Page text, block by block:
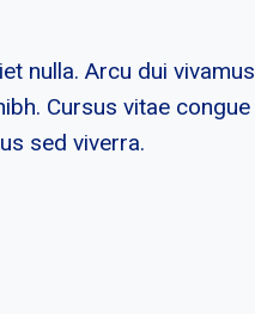
nulla. Arcu dui vivamus
Cursus vitae congue
sed viverra.